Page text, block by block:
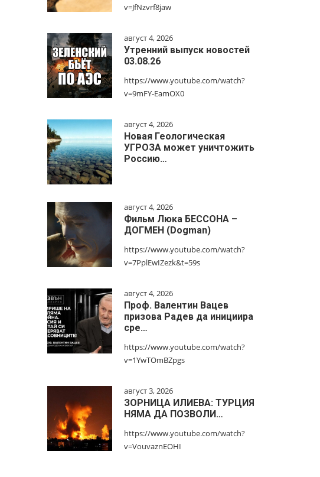
v=JfNzvrf8jaw
август 4, 2026
Утренний выпуск новостей
03.08.26
https://www.youtube.com/watch?
v=9mFY-EamOX0
август 4, 2026
Новая Геологическая
УГРОЗА может уничтожить
Россию…
август 4, 2026
Фильм Люка БЕССОНА –
ДОГМЕН (Dogman)
https://www.youtube.com/watch?
v=7PplEwIZezk&t=59s
август 4, 2026
Проф. Валентин Вацев
призова Радев да инициира
сре…
https://www.youtube.com/watch?
v=1YwTOmBZpgs
август 3, 2026
ЗОРНИЦА ИЛИЕВА: ТУРЦИЯ
НЯМА ДА ПОЗВОЛИ…
https://www.youtube.com/watch?
v=VouvaznEOHI